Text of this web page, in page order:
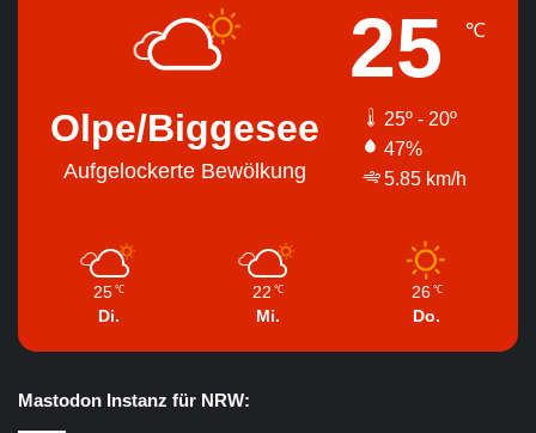
Olpe/Biggesee
Aufgelockerte Bewölkung
25 ℃
25º - 20º
47%
5.85 km/h
25 ℃
Di.
22 ℃
Mi.
26 ℃
Do.
Mastodon Instanz für NRW: